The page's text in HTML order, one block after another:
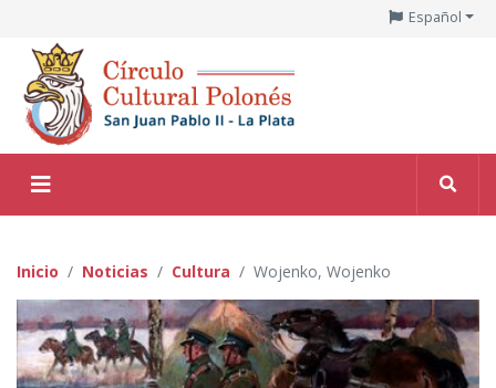
Español
Inicio Noticias Cultura Wojenko, Wojenko